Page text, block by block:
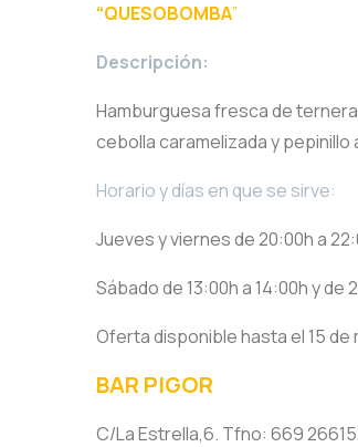
“QUESOBOMBA”
Descripción:
Hamburguesa fresca de
cebolla caramelizada y pepinillo
Horario y días en que se sirve:
Jueves y viernes de 20:00h a
Sábado de 13:00h a 14:00h y de
Oferta disponible hasta el 15 de
BAR PIGOR
C/La Estrella,6. Tfno: 669